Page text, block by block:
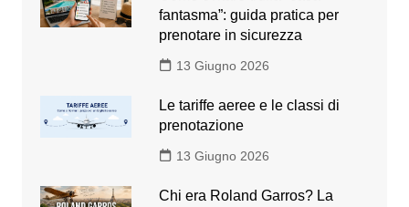
fantasma”: guida pratica per
prenotare in sicurezza
13 Giugno 2026
Le tariffe aeree e le classi di
prenotazione
13 Giugno 2026
Chi era Roland Garros? La